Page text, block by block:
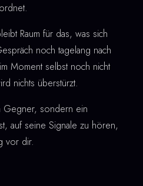
Raum für das, was sich
noch tagelang nach
Moment selbst noch nicht
nichts überstürzt.
Gegner, sondern ein
auf seine Signale zu hören,
vor dir.